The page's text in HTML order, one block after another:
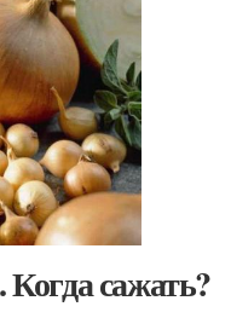
сажать?